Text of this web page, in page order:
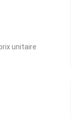
unitaire